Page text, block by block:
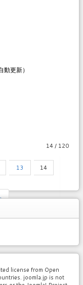
更新）
14 / 120
13 14
license from Open
joomla.jp is not